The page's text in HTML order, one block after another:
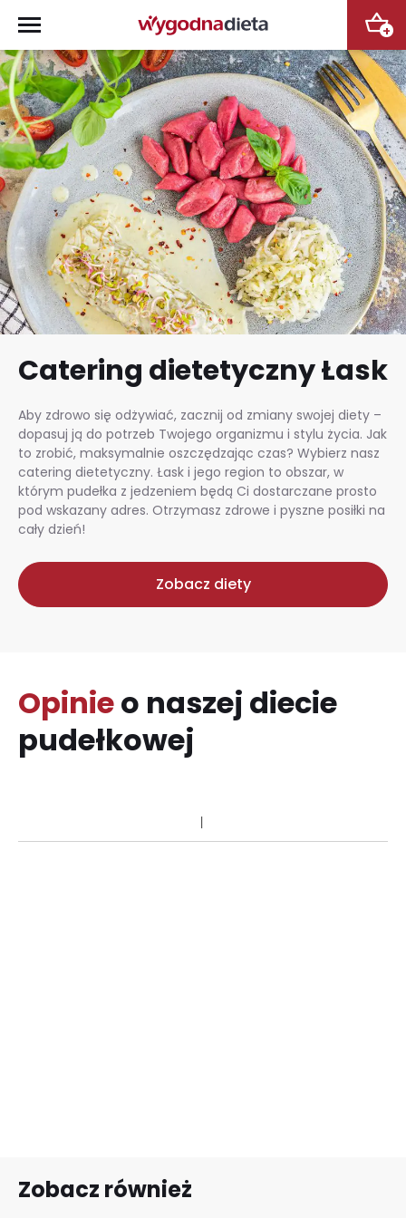
+
Catering dietetyczny Łask
Aby zdrowo się odżywiać, zacznij od zmiany swojej diety –
dopasuj ją do potrzeb Twojego organizmu i stylu życia. Jak
to zrobić, maksymalnie oszczędzając czas? Wybierz nasz
catering dietetyczny. Łask i jego region to obszar, w
którym pudełka z jedzeniem będą Ci dostarczane prosto
pod wskazany adres. Otrzymasz zdrowe i pyszne posiłki na
cały dzień!
Zobacz diety
Opinieo naszej diecie
pudełkowej
Zobacz również